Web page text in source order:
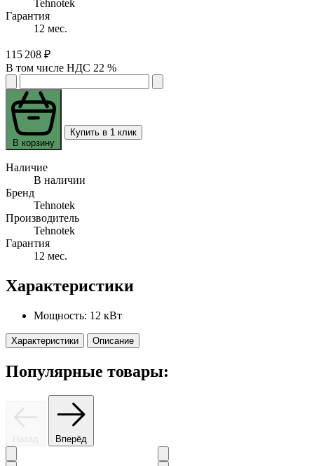
Tehnotek
Гарантия
12 мес.
115 208 ₽
В том числе НДС 22 %
В корзину
Купить в 1 клик
Наличие
В наличии
Бренд
Tehnotek
Производитель
Tehnotek
Гарантия
12 мес.
Характеристики
Мощность: 12 кВт
Характеристики Описание
Популярные товары:
Назад Вперёд